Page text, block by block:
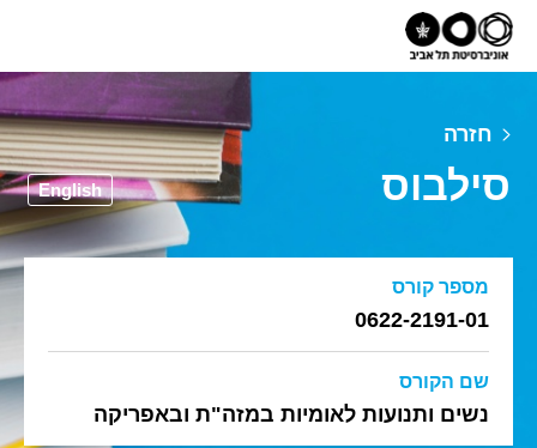
חזרה
סילבוס English
מספר קורס
0622-2191-01
שם הקורס
נשים ותנועות לאומיות במזה"ת ובאפריקה